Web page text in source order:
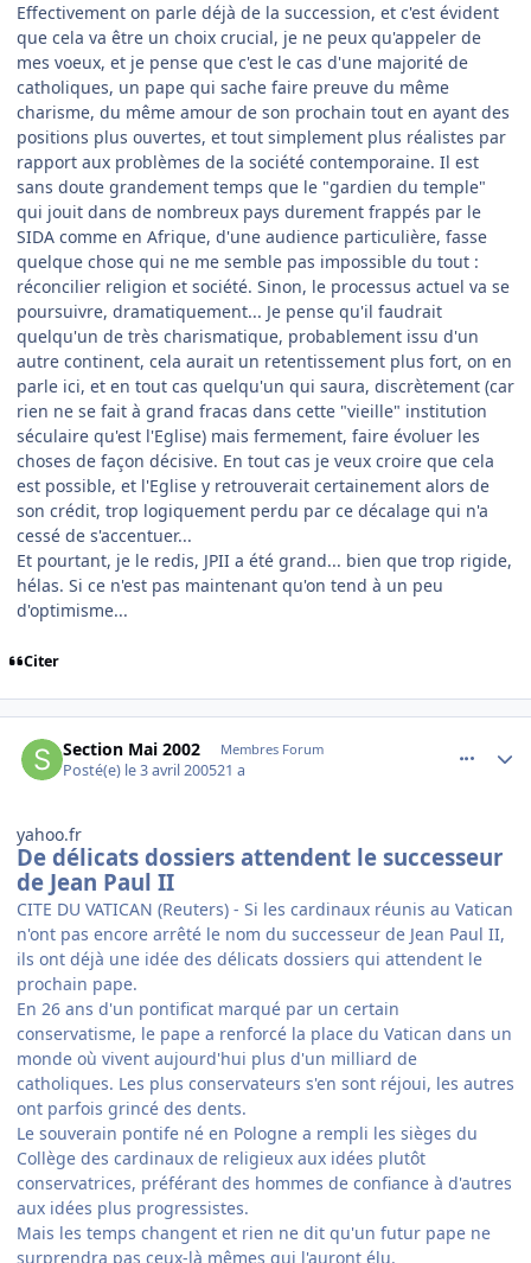
Effectivement on parle déjà de la succession, et c'est évident
que cela va être un choix crucial, je ne peux qu'appeler de
mes voeux, et je pense que c'est le cas d'une majorité de
catholiques, un pape qui sache faire preuve du même
charisme, du même amour de son prochain tout en ayant des
positions plus ouvertes, et tout simplement plus réalistes par
rapport aux problèmes de la société contemporaine. Il est
sans doute grandement temps que le "gardien du temple"
qui jouit dans de nombreux pays durement frappés par le
SIDA comme en Afrique, d'une audience particulière, fasse
quelque chose qui ne me semble pas impossible du tout :
réconcilier religion et société. Sinon, le processus actuel va se
poursuivre, dramatiquement... Je pense qu'il faudrait
quelqu'un de très charismatique, probablement issu d'un
autre continent, cela aurait un retentissement plus fort, on en
parle ici, et en tout cas quelqu'un qui saura, discrètement (car
rien ne se fait à grand fracas dans cette "vieille" institution
séculaire qu'est l'Eglise) mais fermement, faire évoluer les
choses de façon décisive. En tout cas je veux croire que cela
est possible, et l'Eglise y retrouverait certainement alors de
son crédit, trop logiquement perdu par ce décalage qui n'a
cessé de s'accentuer...
Et pourtant, je le redis, JPII a été grand... bien que trop rigide,
hélas. Si ce n'est pas maintenant qu'on tend à un peu
d'optimisme...
Citer
Section Mai 2002 Membres Forum
Posté(e) le 3 avril 200521 a
yahoo.fr
De délicats dossiers attendent le successeur
de Jean Paul II
CITE DU VATICAN (Reuters) - Si les cardinaux réunis au Vatican
n'ont pas encore arrêté le nom du successeur de Jean Paul II,
ils ont déjà une idée des délicats dossiers qui attendent le
prochain pape.
En 26 ans d'un pontificat marqué par un certain
conservatisme, le pape a renforcé la place du Vatican dans un
monde où vivent aujourd'hui plus d'un milliard de
catholiques. Les plus conservateurs s'en sont réjoui, les autres
ont parfois grincé des dents.
Le souverain pontife né en Pologne a rempli les sièges du
Collège des cardinaux de religieux aux idées plutôt
conservatrices, préférant des hommes de confiance à d'autres
aux idées plus progressistes.
Mais les temps changent et rien ne dit qu'un futur pape ne
surprendra pas ceux-là mêmes qui l'auront élu.